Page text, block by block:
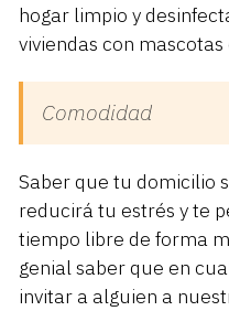
hogar limpio y
viviendas con mascotas
Comodidad
Saber que tu domicilio
reducirá tu estrés y te
tiempo libre de forma
genial saber que en
invitar a alguien a